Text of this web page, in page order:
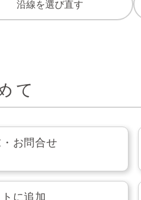
沿線を選び直す
て
お問合せ
に追加